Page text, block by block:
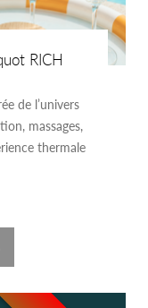
RICH
de l’univers
massages,
thermale